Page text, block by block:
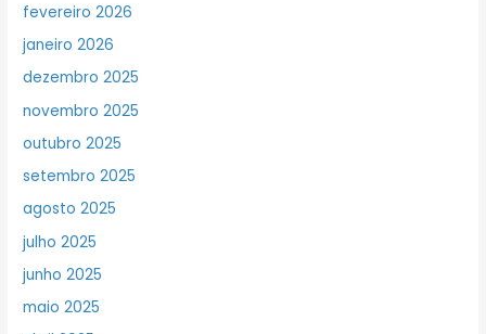
fevereiro 2026
janeiro 2026
dezembro 2025
novembro 2025
outubro 2025
setembro 2025
agosto 2025
julho 2025
junho 2025
maio 2025